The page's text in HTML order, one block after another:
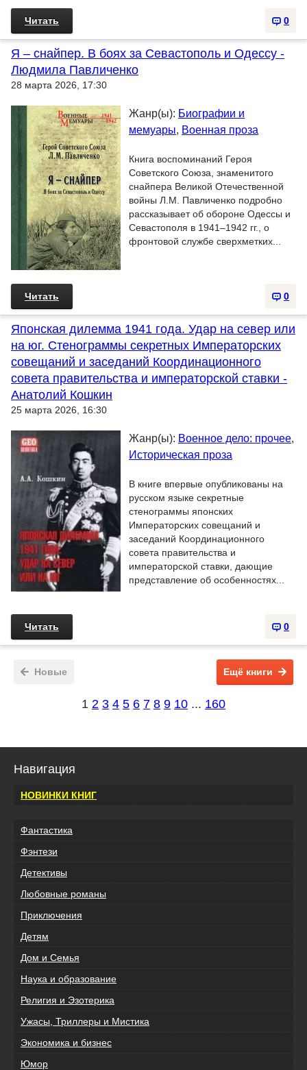
0
Читать
Я – снайпер. В боях за Севастополь и Одессу -
Людмила Павличенко
28 марта 2026, 17:30
Жанр(ы): Биографии и
мемуары, Военная проза
Книга воспоминаний Героя
Советского Союза, знаменитого
снайпера Великой Отечественной
войны Л.М. Павличенко подробно
рассказывает об обороне Одессы и
Севастополя в 1941–1942 гг., о
фронтовой службе сверхметких...
0
Читать
Японская дилемма 1941 года. Удар на север или
на юг. Стенограммы секретных Императорских
совещаний и заседаний Координационного
совета правительства и императорской ставки -
Анатолий Кошкин
25 марта 2026, 16:30
Жанр(ы): Военное дело: прочее,
Историческая проза
В книге впервые опубликованы на
русском языке секретные
стенограммы японских
Императорских совещаний и
заседаний Координационного
совета правительства и
императорской ставки, дающие
представление об особенностях...
0
Читать
Новые Ещё книги
1 2 3 4 5 6 7 8 9 10 ... 160
Навигация
НОВИНКИ КНИГ
Фантастика
Фэнтези
Детективы
Любовные романы
Приключения
Детям
Дом и Семья
Наука и образование
Религия и Эзотерика
Ужасы, Триллеры и Мистика
Экономика и бизнес
Юмор